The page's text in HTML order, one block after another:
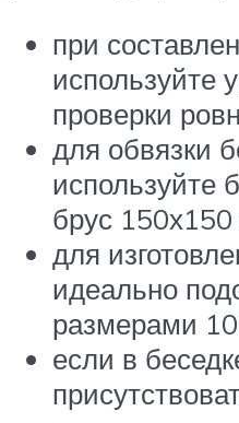
при
используйте
проверки
для обвязки
используйте
брус
для
идеально
размерами
если в